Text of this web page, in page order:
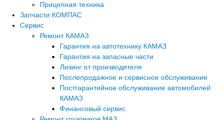
Прицепная техника
Запчасти КОМПАС
Сервис
Ремонт КАМАЗ
Гарантия на автотехнику КАМАЗ
Гарантия на запасные части
Лизинг от производителя
Послепродажное и сервисное обслуживание
Постгарантийное обслуживание автомобилей
КАМАЗ
Финансовый сервис